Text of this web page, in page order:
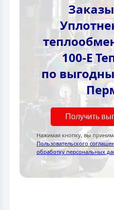
100-E
по
Получить
Нажимая кнопку, вы
Пользовательского
обработку персональных